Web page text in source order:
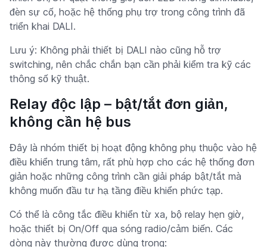
đèn sự cố, hoặc hệ thống phụ trợ trong công trình đã
triển khai DALI.
Lưu ý: Không phải thiết bị DALI nào cũng hỗ trợ
switching, nên chắc chắn bạn cần phải kiểm tra kỹ các
thông số kỹ thuật.
Relay độc lập – bật/tắt đơn giản,
không cần hệ bus
Đây là nhóm thiết bị hoạt động không phụ thuộc vào hệ
điều khiển trung tâm, rất phù hợp cho các hệ thống đơn
giản hoặc những công trình cần giải pháp bật/tắt mà
không muốn đầu tư hạ tầng điều khiển phức tạp.
Có thể là công tắc điều khiển từ xa, bộ relay hẹn giờ,
hoặc thiết bị On/Off qua sóng radio/cảm biến. Các
dòng này thường được dùng trong: